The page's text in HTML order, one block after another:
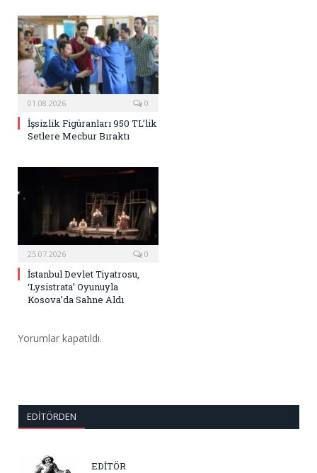
01.08.2026 0
İşsizlik Figüranları 950 TL’lik
Setlere Mecbur Bıraktı
25.07.2026 0
İstanbul Devlet Tiyatrosu,
‘Lysistrata’ Oyunuyla
Kosova’da Sahne Aldı
Yorumlar kapatıldı.
EDITÖRDEN
EDİTÖR